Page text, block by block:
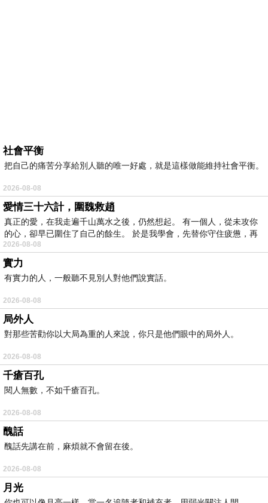
社會平衡
把自己的痛苦分享給別人聽的唯一好處，就是這樣做能維持社會平衡。
2026-08-08
愛情三十六計，圍魏救趙
真正的愛，在我走遍千山萬水之後，仍然想起。 有一個人，從未攻你
的心，卻早已圍住了自己的餘生。 於是我學會，先替你守住疲憊，再
2026-08-08
實力
有實力的人，一般聽不見別人對他們說實話。
2026-08-08
局外人
對那些苦勸你以大局為重的人來說，你只是他們眼中的局外人。
2026-08-08
千瘡百孔
閱人無數，不如千瘡百孔。
2026-08-08
醜話
醜話先講在前，麻煩就不會留在後。
2026-08-08
月光